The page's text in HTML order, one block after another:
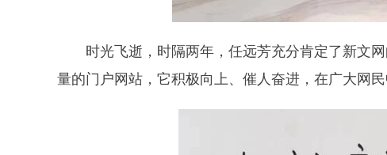
时光飞逝，时隔两年，任远芳充分肯定了新文
量的门户网站，它积极向上、催人奋进，在广大网